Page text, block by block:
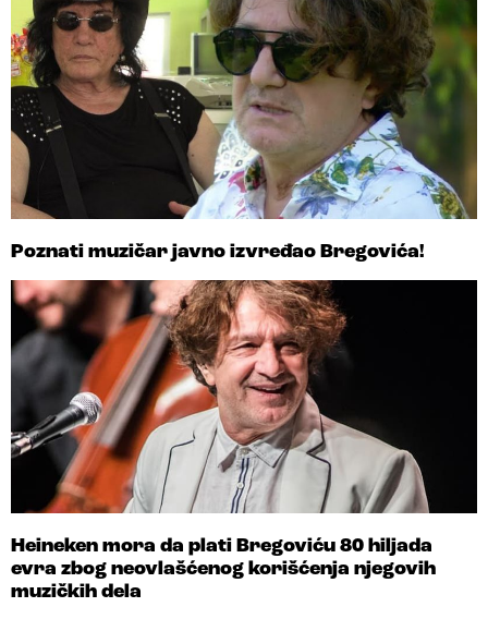
Poznati muzičar javno izvređao Bregovića!
Heineken mora da plati Bregoviću 80 hiljada
evra zbog neovlašćenog korišćenja njegovih
muzičkih dela